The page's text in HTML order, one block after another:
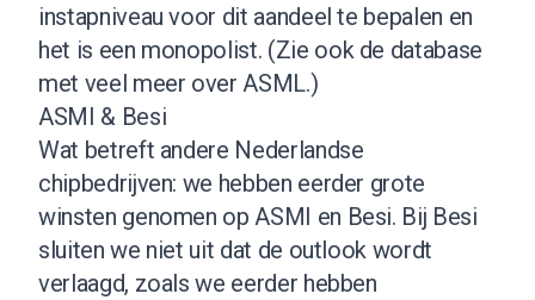
instapniveau voor dit aandeel te bepalen en
het is een monopolist. (Zie ook de database
met veel meer over ASML.)
ASMI & Besi
Wat betreft andere Nederlandse
chipbedrijven: we hebben eerder grote
winsten genomen op ASMI en Besi. Bij Besi
sluiten we niet uit dat de outlook wordt
verlaagd, zoals we eerder hebben